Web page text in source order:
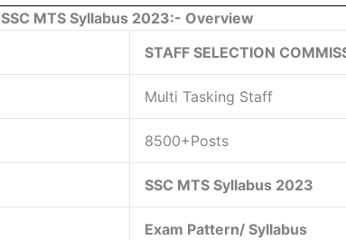
SSC MTS Syllabus 2023:- Overview
STAFF SELECTION
Multi Tasking Staff
8500+Posts
SSC MTS Syllabus 2023
Exam Pattern/ Syllabus